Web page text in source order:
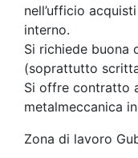
nell’ufficio
interno.
Si richiede buona
(soprattutto
Si offre contratto
metalmeccanica
Zona di lavoro